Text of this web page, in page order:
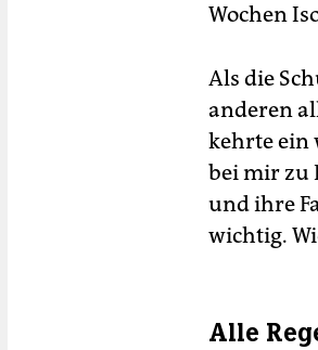
Wochen
Als die
anderen
kehrte ein
bei mir zu
und ihre
wichtig.
Alle